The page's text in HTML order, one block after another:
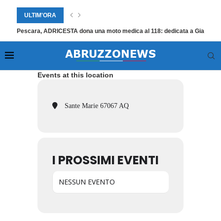
ULTIM'ORA
Pescara, ADRICESTA dona una moto medica al 118: dedicata a
Events at this location
Sante Marie 67067 AQ
I PROSSIMI EVENTI
NESSUN EVENTO